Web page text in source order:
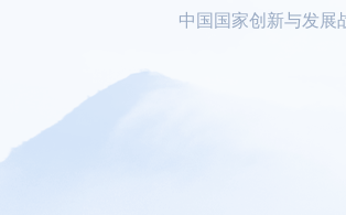
中国国家创新与发展